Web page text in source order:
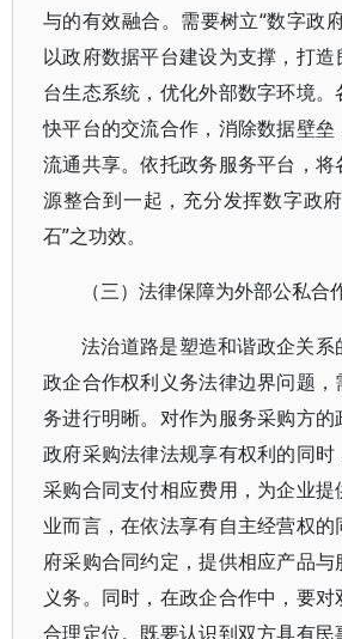
与的有效融合。需要树立“数字政
以政府数据平台建设为支撑，打
台生态系统，优化外部数字环境
快平台的交流合作，消除数据壁
流通共享。依托政务服务平台，将
源整合到一起，充分发挥数字政
石”之功效。
（三）法律保障为外部公私合
法治道路是塑造和谐政企关
政企合作权利义务法律边界问题，
务进行明晰。对作为服务采购方的
政府采购法律法规享有权利的同
采购合同支付相应费用，为企业提
业而言，在依法享有自主经营权
府采购合同约定，提供相应产品
义务。同时，在政企合作中，要
合理定位。既要认识到双方具有